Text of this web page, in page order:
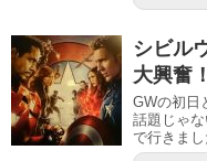
シビル
大興奮！
GWの初日
話題じゃ
で行きまし